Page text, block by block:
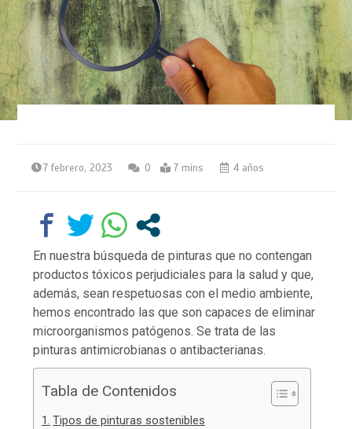
7 febrero, 2023 0 7 mins 4 años
En nuestra búsqueda de pinturas que no contengan
productos tóxicos perjudiciales para la salud y que,
además, sean respetuosas con el medio ambiente,
hemos encontrado las que son capaces de eliminar
microorganismos patógenos. Se trata de las
pinturas antimicrobianas o antibacterianas.
Tabla de Contenidos
Tipos de pinturas sostenibles